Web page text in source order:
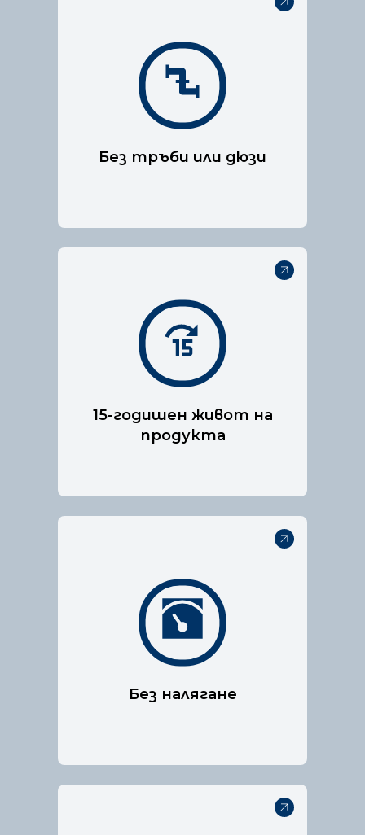
Без тръби или дюзи
Нашата технология за
пожарогасене е специално
разработена, за да е
подходяща за електрически
15-годишен живот на
продукта
Нашата технология за
пожарогасене е специално
разработена, за да е
подходяща за електрически
табла.
Без налягане
Нашата технология за
пожарогасене е специално
разработена, за да е
подходяща за електрически